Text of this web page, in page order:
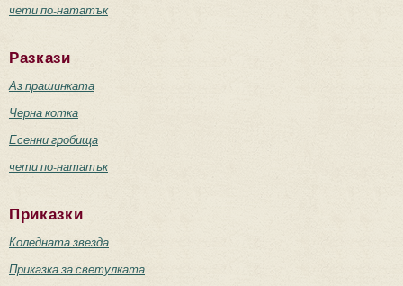
чети по-нататък
Разкази
Аз прашинката
Черна котка
Есенни гробища
чети по-нататък
Приказки
Коледната звезда
Приказка за светулката